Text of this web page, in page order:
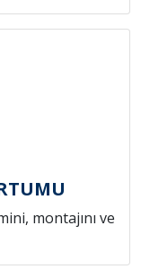
montajını ve